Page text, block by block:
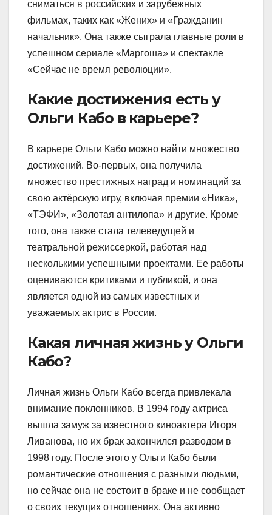
сниматься в российских и зарубежных
фильмах, таких как «Жених» и «Гражданин
начальник». Она также сыграла главные роли в
успешном сериале «Маргоша» и спектакле
«Сейчас не время революции».
Какие достижения есть у
Ольги Кабо в карьере?
В карьере Ольги Кабо можно найти множество
достижений. Во-первых, она получила
множество престижных наград и номинаций за
свою актёрскую игру, включая премии «Ника»,
«ТЭФИ», «Золотая антилопа» и другие. Кроме
того, она также стала телеведущей и
театральной режиссеркой, работая над
несколькими успешными проектами. Ее работы
оцениваются критиками и публикой, и она
является одной из самых известных и
уважаемых актрис в России.
Какая личная жизнь у Ольги
Кабо?
Личная жизнь Ольги Кабо всегда привлекала
внимание поклонников. В 1994 году актриса
вышла замуж за известного киноактера Игоря
Ливанова, но их брак закончился разводом в
1998 году. После этого у Ольги Кабо были
романтические отношения с разными людьми,
но сейчас она не состоит в браке и не сообщает
о своих текущих отношениях. Она активно